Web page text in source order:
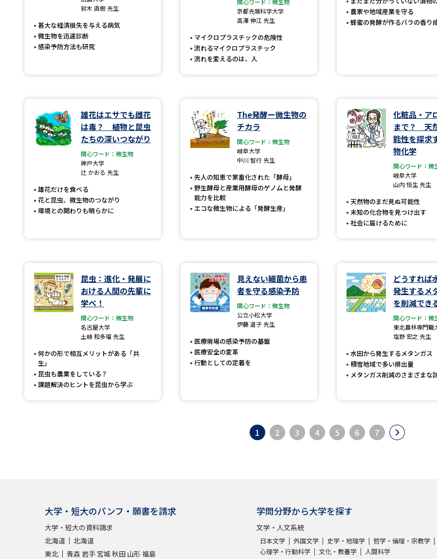
志望校・出願校を調べる
学問発見
大学で学びたい学問発見
学問のミニ講義「夢ナビ講義」 学問分
ユーザーサポート
個人情報取扱規定
特定商取引表記 お
受験情報リンク
鈴木 直樹 先生
甚大な経済損失を与える病気
微生物を迅速診断
感染予防方法も研究
関心ワード：微生物
京都先端科学大学
高澤 伸江 先生
マイクロプラスチックの危険性
流れるマイクロプラスチック
流れを変えるのは、人
農家や地域産業を守る
蜂蜜の発酵が作るバラの香り
雄花はエサでも雌花
は毒？ 植物と昆虫
たちの深いつながり
関心ワード：微生物
神戸大学
辻 かおる 先生
雄花だけを食べる
花と昆虫、微生物のつながり
環境との関わりも明らかに
The発酵ー微生物の
チカラ
関心ワード：微生物
岐阜大学
中川 智行 先生
先人の知恵で家畜化された「酵母」
野生酵母と産業用酵母のゲノムと発酵
能力を比較
エコな微生物による「発酵生産」
化粧品・ア
まで？ 天
能性を探求
物化学
関心ワード：微
岐阜大学
山内 恒生 先生
天然物のまだ見ぬ可能性
未知の化合物を見つけ出す
社会に届けるために
昆虫：進化・発展に
おける人間の先輩に
学べ！
関心ワード：微生物
名古屋大学
土岐 和多瑠 先生
何かの形で相互メリットがある「共
生」
昆虫も農業をしている？
課題解決のヒントを昆虫から学ぶ
見えない細菌から患
者を守る感染予防
関心ワード：微生物
公立小松大学
伊藤 道子 先生
医療現場の感染予防の基盤
医療安全の変革
行動としての定着を
どうすれば
発生するメ
を削減でき
関心ワード：微
東北農林専門職
塩野 宏之 先生
水田から発生するメタンガス
積雪地域で多い排出量
メタンガス削減のさまざまな
1 2 3 4 5 6 7
大学・短大のパンフ・願書を請求
大学・短大の資料請求
北海道
北海道
東北
青森 岩手 宮城 秋田 山形 福島
学問分野から大学を探す
文学・人文系統
日本文学 外国文学 史学・地理学
哲学・倫理・宗教学
心理学・行動科学
文化・教養学 人間科学